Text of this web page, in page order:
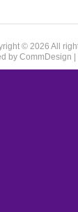
© 2026 All
by CommDesign